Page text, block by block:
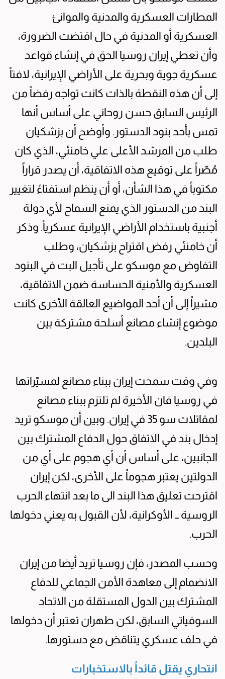
المطارات العسكرية والمدنية والموانئ
العسكرية أو المدنية في حال اقتضت الضرورة،
وأن تعطي إيران روسيا الحق في إنشاء قواعد
عسكرية جوية وبحرية على الأراضي الإيرانية، لافتاً
إلى أن هذه النقطة بالذات كانت تواجه رفضاً من
الرئيس السابق حسن روحاني على أساس أنها
تمس بأحد بنود الدستور. وأوضح أن بزشكيان
طلب من المرشد الأعلى علي خامنئي، الذي كان
مُصّراً على توقيع هذه الاتفاقية، أن يصدر قراراً
مكتوباً في هذا الشأن، أو أن ينظم استفتاءً لتغيير
البند من الدستور الذي يمنع السماح لأي دولة
أجنبية باستخدام الأراضي الإيرانية عسكرياً. وذكر
أن خامنئي رفض اقتراح بزشكيان، وطلب
التفاوض مع موسكو على تأجيل البت في البنود
العسكرية والأمنية الحساسة ضمن الاتفاقية،
مشيراً إلى أن أحد المواضيع العالقة الأخرى كانت
موضوع إنشاء مصانع أسلحة مشتركة بين
البلدين.
وفي وقت سمحت إيران ببناء مصانع لمسيّراتها
في روسيا فان الأخيرة لم تلتزم ببناء مصانع
لمقاتلات سو 35 في إيران. وبين أن موسكو تريد
إدخال بند في الاتفاق حول الدفاع المشترك بين
الجانبين، على أساس أن أي هجوم على أي من
الدولتين يعتبر هجوماً على الأخرى، لكن إيران
اقترحت تعليق هذا البند الى ما بعد انتهاء الحرب
الروسية ــ الأوكرانية، لأن القبول به يعني دخولها
الحرب.
وحسب المصدر، فإن روسيا تريد أيضا من إيران
الانضمام إلى معاهدة الأمن الجماعي للدفاع
المشترك بين الدول المستقلة من الاتحاد
السوفياتي السابق، لكن طهران تعتبر أن دخولها
في حلف عسكري يتناقض مع دستورها.
انتحاري يقتل قائداً بالاستخبارات